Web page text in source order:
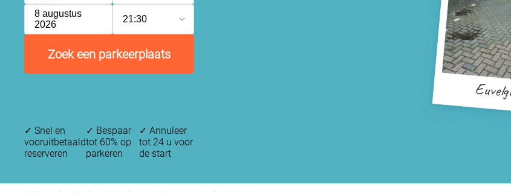
8 augustus
2026
21:30
Zoek een parkeerplaats
✓ Snel en
vooruitbetaald
reserveren
✓ Bespaar
tot 60% op
parkeren
✓ Annuleer
tot 24 u voor
de start